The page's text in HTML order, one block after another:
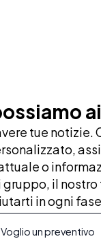
tue notizie.
o
il nostro
in ogni
Voglio un preventivo